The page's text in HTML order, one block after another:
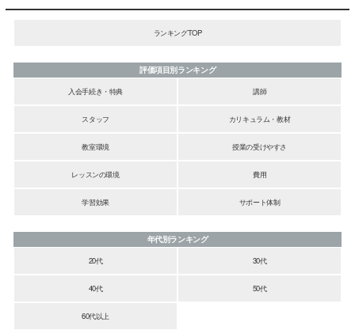
ランキングTOP
評価項目別ランキング
入会手続き・特典
講師
スタッフ カリキュラム・教材
教室環境 授業の受けやすさ
レッスンの環境 費用
学習効果 サポート体制
年代別ランキング
20代
30代
40代 50代
60代以上